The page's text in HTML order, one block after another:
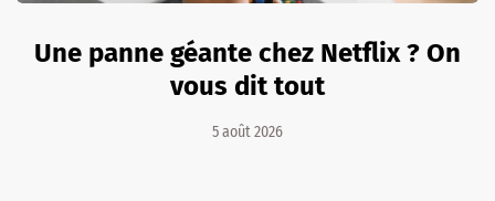
Une panne géante chez Netflix ? On
vous dit tout
5 août 2026